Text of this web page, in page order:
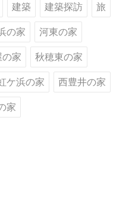
建築 建築探訪 旅
の家 河東の家
家 秋穂東の家
ケ浜の家 西豊井の家
家